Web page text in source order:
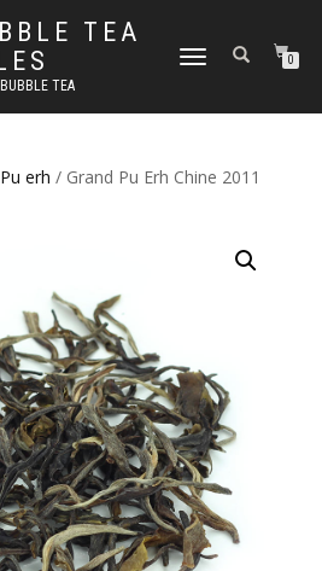
TEA
TEA
DÉPLIER
0
Pu erh / Grand Pu Erh Chine 2011